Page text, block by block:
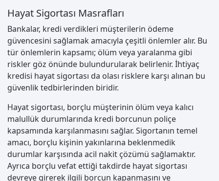
Hayat Sigortası Masrafları
Bankalar, kredi verdikleri müşterilerin ödeme
güvencesini sağlamak amacıyla çeşitli önlemler alır. Bu
tür önlemlerin kapsamı; ölüm veya yaralanma gibi
riskler göz önünde bulundurularak belirlenir. İhtiyaç
kredisi hayat sigortası da olası risklere karşı alınan bu
güvenlik tedbirlerinden biridir.
Hayat sigortası, borçlu müşterinin ölüm veya kalıcı
malullük durumlarında kredi borcunun poliçe
kapsamında karşılanmasını sağlar. Sigortanın temel
amacı, borçlu kişinin yakınlarına beklenmedik
durumlar karşısında acil nakit çözümü sağlamaktır.
Ayrıca borçlu vefat ettiği takdirde hayat sigortası
devreye girerek ilgili borcun kapanmasını ve